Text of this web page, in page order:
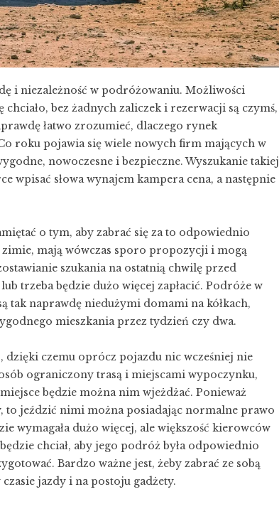
i niezależność w podróżowaniu. Możliwości
bez żadnych zaliczek i rezerwacji są czymś,
łatwo zrozumieć, dlaczego rynek
roku pojawia się wiele nowych firm mających w
nowoczesne i bezpieczne. Wyszukanie takiej
wpisać słowawynajem kampera cena, a następnie
o tym, aby zabrać się za to odpowiednio
mają wówczas sporo propozycji i mogą
szukania na ostatnią chwilę przed
trzeba będzie dużo więcej zapłacić. Podróże w
tak naprawdę niedużymi domami na kółkach,
mieszkania przez tydzień czy dwa.
dzięki czemu oprócz pojazdu nic wcześniej nie
ograniczony trasą i miejscami wypoczynku,
będzie można nim wjeżdżać. Ponieważ
to jeździć nimi można posiadając normalne prawo
wymagała dużo więcej, ale większość kierowców
chciał, aby jego podróż była odpowiednio
Bardzo ważne jest, żeby zabrać ze sobą
jazdy i na postoju gadżety.